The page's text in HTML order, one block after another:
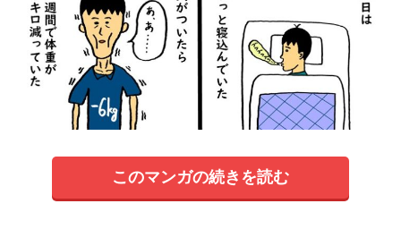
このマンガの続きを読む